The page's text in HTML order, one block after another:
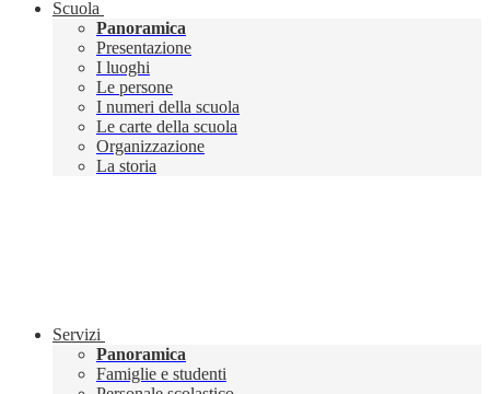
Scuola
Panoramica
Presentazione
I luoghi
Le persone
I numeri della scuola
Le carte della scuola
Organizzazione
La storia
Servizi
Panoramica
Famiglie e studenti